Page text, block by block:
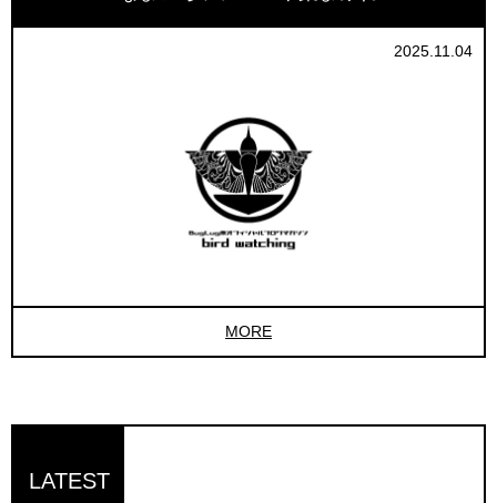
2025.11.04
MORE
LATEST